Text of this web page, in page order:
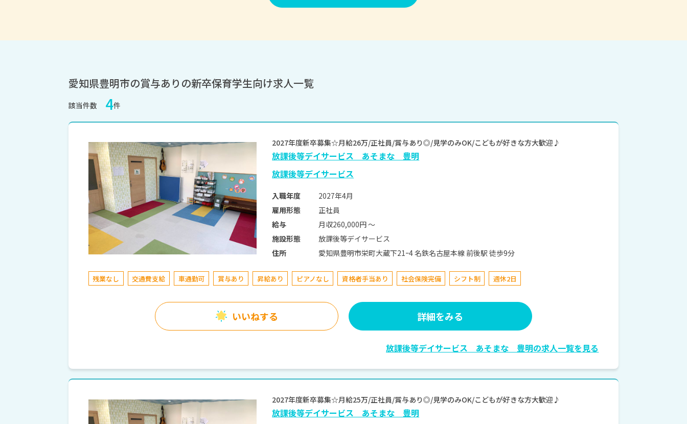
愛知県豊明市の賞与ありの新卒保育学生向け求人一覧
該当件数 4件
2027年度新卒募集☆月給26万/正社員/賞与あり◎/見学のみOK/こどもが好きな方大歓迎♪
放課後等デイサービス あそまな 豊明
放課後等デイサービス
入職年度
2027年4月
雇用形態
正社員
給与
月収260,000円 〜
施設形態
放課後等デイサービス
住所
愛知県豊明市栄町大蔵下21ｰ4 名鉄名古屋本線 前後駅 徒歩9分
残業なし 交通費支給 車通勤可 賞与あり 昇給あり ピアノなし 資格者手当あり 社会保険完備 シフト制 週休2日
いいねする 詳細をみる
放課後等デイサービス あそまな 豊明の求人一覧を見る
2027年度新卒募集☆月給25万/正社員/賞与あり◎/見学のみOK/こどもが好きな方大歓迎♪
放課後等デイサービス あそまな 豊明